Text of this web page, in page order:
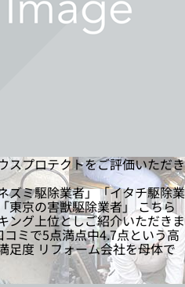
スプロテクトをご評価いただき
ズミ駆除業者」「イタチ駆除業
東京の害獣駆除業者」 こちら
ング上位としご紹介いただきま
ミで5点満点中4.7点という高
足度 リフォーム会社を母体で